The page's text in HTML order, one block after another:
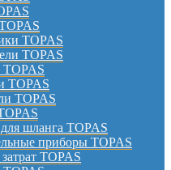
TOPAS
TOPAS
TOPAS
TOPAS
шланга TOPAS
приборы TOPAS
TOPAS